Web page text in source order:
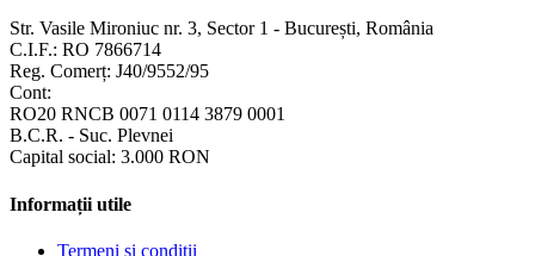
Str. Vasile Mironiuc nr. 3, Sector 1 - București, România
C.I.F.: RO 7866714
Reg. Comerț: J40/9552/95
Cont:
RO20 RNCB 0071 0114 3879 0001
B.C.R. - Suc. Plevnei
Capital social: 3.000 RON
Informații utile
Termeni și condiții